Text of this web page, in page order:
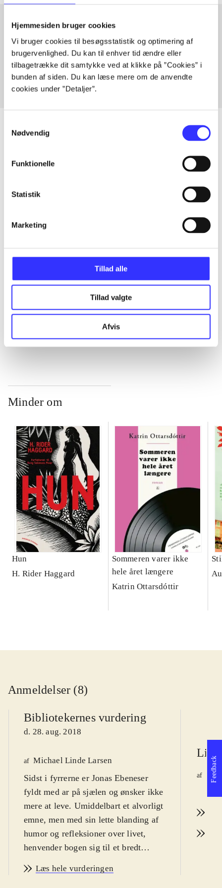
Hjemmesiden bruger cookies
Vi bruger cookies til besøgsstatistik og optimering af
brugervenlighed. Du kan til enhver tid ændre eller
tilbagetrække dit samtykke ved at klikke på ”Cookies” i
bunden af siden. Du kan læse mere om de anvendte
cookies under ”Detaljer”.
Nødvendig
Funktionelle
Statistik
Marketing
Tillad alle
Tillad valgte
Afvis
Artikler med samme emner
Fra
...
...
Minder om
Hun
H. Rider Haggard
Sommeren varer ikke
hele året længere
Katrin Ottarsdóttir
Anmeldelser (8)
Bibliotekernes vurdering
d. 28. aug. 2018
af Michael Linde Larsen
Sidst i fyrrerne er Jonas Ebeneser
fyldt med ar på sjælen og ønsker ikke
mere at leve. Umiddelbart et alvorligt
emne, men med sin lette blanding af
humor og refleksioner over livet,
henvender bogen sig til et bredt
Fraskilt, dement mor på plejehjem og
Læs hele vurderingen
af Feedback